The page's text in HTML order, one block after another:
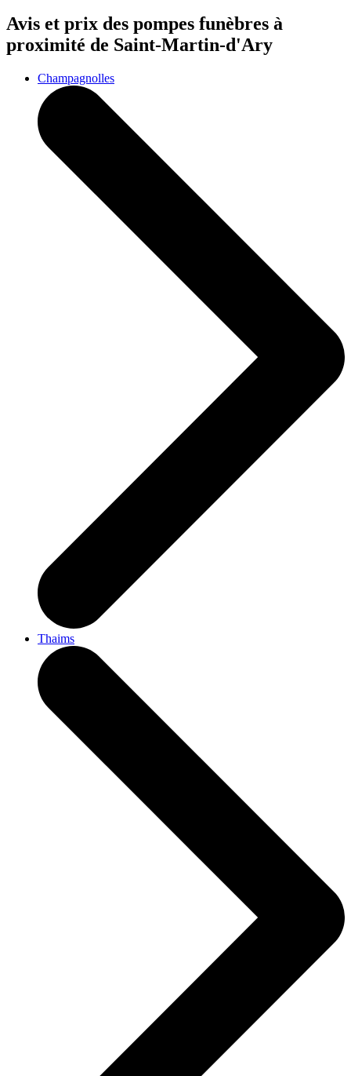
Avis et prix des pompes funèbres à
proximité de Saint-Martin-d'Ary
Champagnolles
Thaims